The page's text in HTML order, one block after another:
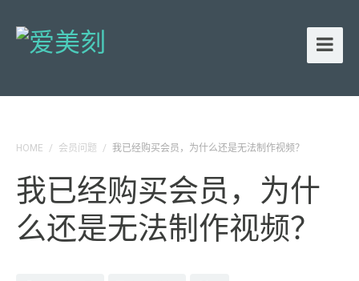
HOME / 会员问题 / 我已经购买会员，为什么还是无法制作视频？
我已经购买会员，为什
么还是无法制作视频？